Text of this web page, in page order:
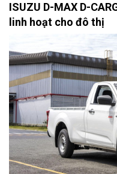
ISUZU D-MAX D-
linh hoạt cho đô thị